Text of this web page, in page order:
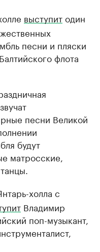
выступитодин
песни и пляски
флота
песни Великой
будут
матросские,
холла с
Владимир
поп-музыкант,